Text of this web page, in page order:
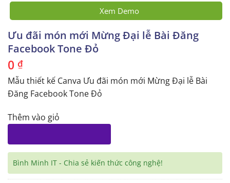
Xem Demo
Ưu đãi món mới Mừng Đại lễ Bài Đăng
Facebook Tone Đỏ
0 ₫
Mẫu thiết kế Canva Ưu đãi món mới Mừng Đại lễ Bài
Đăng Facebook Tone Đỏ
Thêm vào giỏ
Bình Minh IT - Chia sẻ kiến thức công nghệ!